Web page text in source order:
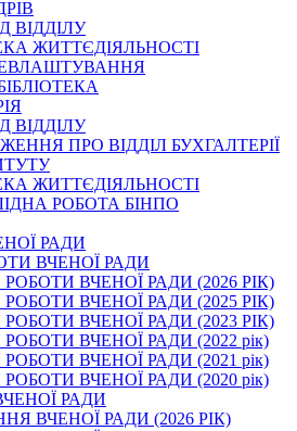
ВІДДІЛУ
ЖИТТЄДІЯЛЬНОСТІ
ВІДДІЛУ
ПРО ВІДДІЛ БУХГАЛТЕРІЇ
ЖИТТЄДІЯЛЬНОСТІ
РОБОТА БІНПО
РАДИ
ВЧЕНОЇ РАДИ
ВЧЕНОЇ РАДИ (2026 РІК)
ВЧЕНОЇ РАДИ (2025 РІК)
ВЧЕНОЇ РАДИ (2023 РІК)
ВЧЕНОЇ РАДИ (2022 рік)
ВЧЕНОЇ РАДИ (2021 рік)
ВЧЕНОЇ РАДИ (2020 рік)
РАДИ
ВЧЕНОЇ РАДИ (2026 РІК)